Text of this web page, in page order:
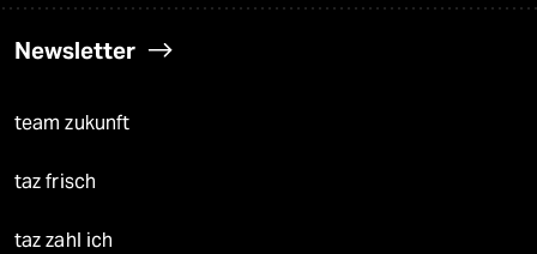
Newsletter
team zukunft
taz frisch
taz zahl ich